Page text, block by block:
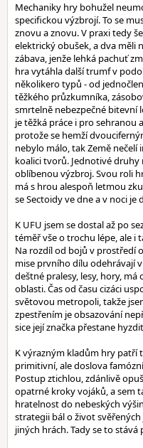
Mechaniky hry bohužel
specifickou výzbrojí. To se
znovu a znovu. V praxi tedy
elektrický obušek, a dva měli
zábava, jenže lehká pachuť
hra vytáhla další trumf v
několikero typů - od
těžkého průzkumníka,
smrtelně nebezpečné bitevní
je těžká práce i pro
protože se hemží
nebylo málo, tak Země nečelí
koalici tvorů. Jednotivé
oblíbenou výzbroj. Svou roli
má s hrou alespoň letmou
se Sectoidy ve dne a v noci
K UFU jsem se dostal až po
téměř vše o trochu lépe, ale i
Na rozdíl od bojů v prostředí
mise prvního dílu odehrávají
deštné pralesy, lesy, hory,
oblasti. Čas od času cizáci
světovou metropoli, takže
zpestřením je obsazování
sice její značka přestane
K výrazným kladům hry patří
primitivní, ale doslova
Postup ztichlou, zdánlivě
opatrné kroky vojáků, a sem
hratelnost do nebeských
strategii bál o život
jiných hrách. Tady se to stává